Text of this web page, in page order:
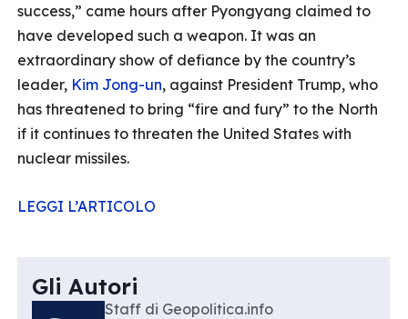
success,” came hours after Pyongyang claimed to
have developed such a weapon. It was an
extraordinary show of defiance by the country’s
leader, Kim Jong-un, against President Trump, who
has threatened to bring “fire and fury” to the North
if it continues to threaten the United States with
nuclear missiles.
LEGGI L’ARTICOLO
Gli Autori
Staff di Geopolitica.info